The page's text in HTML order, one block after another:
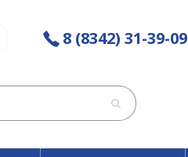
8 (8342) 31-39-09